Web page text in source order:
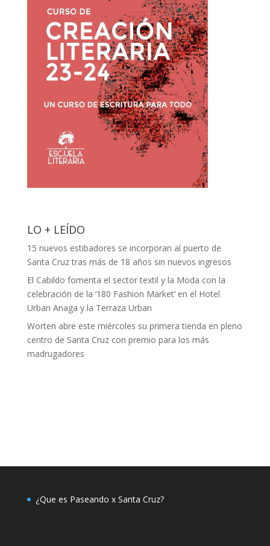
LO + LEÍDO
15 nuevos estibadores se incorporan al puerto de
Santa Cruz tras más de 18 años sin nuevos ingresos
El Cabildo fomenta el sector textil y la Moda con la
celebración de la ‘180 Fashion Market’ en el Hotel
Urban Anaga y la Terraza Urban
Worten abre este miércoles su primera tienda en pleno
centro de Santa Cruz con premio para los más
madrugadores
¿Que es Paseando x Santa Cruz?